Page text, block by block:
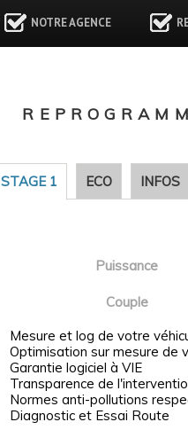
NOTRE AGENCE
STAGE 1 ECO INFOS
Puissance
Couple
Mesure et log de votre
Optimisation sur mesure de
Garantie logiciel à VIE
Transparence de
Normes anti-pollutions
Diagnostic et Essai Route